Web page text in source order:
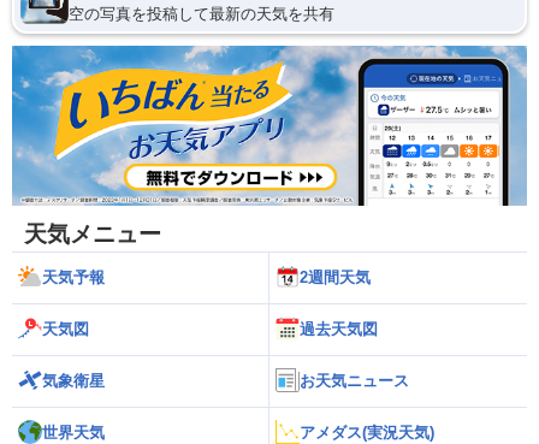
空の写真を投稿して最新の天気を共有
天気メニュー
天気予報 2週間天気
天気図 過去天気図
気象衛星 お天気ニュース
世界天気 アメダス(実況天気)